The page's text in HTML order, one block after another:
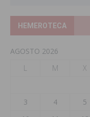
HEMEROTECA
AGOSTO 2026
L
M X
3
4 5